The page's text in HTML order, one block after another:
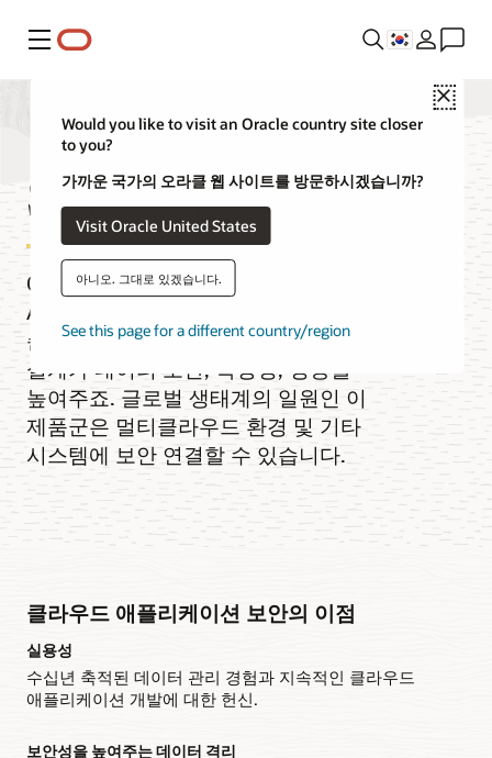
메뉴
Close
Would you like to visit an Oracle country site closer
to you?
가까운 국가의 오라클 웹 사이트를 방문하시겠습니까?
Visit Oracle United States
아니오. 그대로 있겠습니다.
See this page for a different country/region
SaaS 보안
Oracle Fusion Cloud
Applications 제품군은 보안을 우선
순위에 두고 개발되었습니다. 격리된
설계가 데이터 보안, 확장성, 성능을
높여주죠. 글로벌 생태계의 일원인 이
제품군은 멀티클라우드 환경 및 기타
시스템에 보안 연결할 수 있습니다.
클라우드 애플리케이션 보안의 이점
실용성
수십년 축적된 데이터 관리 경험과 지속적인 클라우드
애플리케이션 개발에 대한 헌신.
보안성을 높여주는 데이터 격리